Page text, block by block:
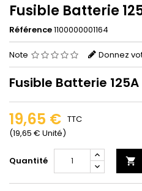
Fusible Batterie
Référence1100000001164
Note Donnez
Fusible Batterie 125A
19,65 €
(19,65 € Unité)
TTC
Quantité 